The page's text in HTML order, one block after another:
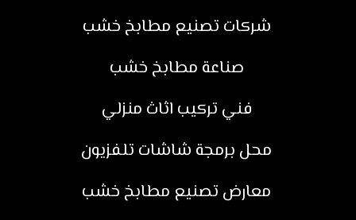
شركات تصنيع مطابخ خشب
صناعة مطابخ خشب
فني تركيب اثاث منزلي
محل برمجة شاشات تلفزيون
معارض تصنيع مطابخ خشب